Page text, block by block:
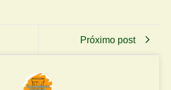
Próximo post